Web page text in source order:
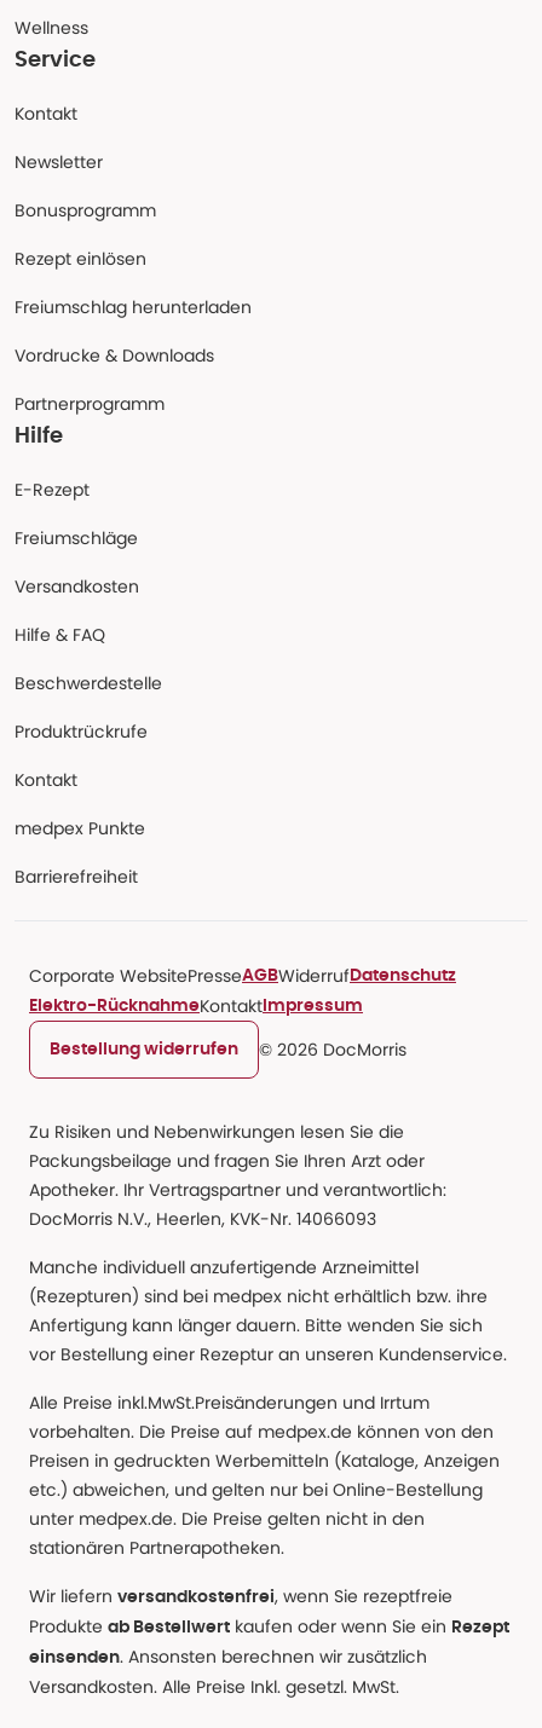
Wellness
Service
Kontakt
Newsletter
Bonusprogramm
Rezept einlösen
Freiumschlag herunterladen
Vordrucke & Downloads
Partnerprogramm
Hilfe
E-Rezept
Freiumschläge
Versandkosten
Hilfe & FAQ
Beschwerdestelle
Produktrückrufe
Kontakt
medpex Punkte
Barrierefreiheit
Corporate WebsitePresseAGBWiderruf Datenschutz
Elektro-RücknahmeKontakt Impressum
Bestellung widerrufen © 2026 DocMorris
Zu Risiken und Nebenwirkungen lesen Sie die
Packungsbeilage und fragen Sie Ihren Arzt oder
Apotheker. Ihr Vertragspartner und verantwortlich:
DocMorris N.V., Heerlen, KVK-Nr. 14066093
Manche individuell anzufertigende Arzneimittel
(Rezepturen) sind bei medpex nicht erhältlich bzw. ihre
Anfertigung kann länger dauern. Bitte wenden Sie sich
vor Bestellung einer Rezeptur an unseren Kundenservice.
Alle Preise inkl.MwSt.Preisänderungen und Irrtum
vorbehalten. Die Preise auf medpex.de können von den
Preisen in gedruckten Werbemitteln (Kataloge, Anzeigen
etc.) abweichen, und gelten nur bei Online-Bestellung
unter medpex.de. Die Preise gelten nicht in den
stationären Partnerapotheken.
Wir liefern versandkostenfrei, wenn Sie rezeptfreie
Produkte ab Bestellwert kaufen oder wenn Sie ein Rezept
einsenden. Ansonsten berechnen wir zusätzlich
Versandkosten. Alle Preise Inkl. gesetzl. MwSt.